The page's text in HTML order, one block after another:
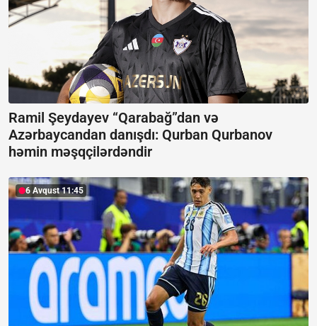
Ramil Şeydayev “Qarabağ”dan və
Azərbaycandan danışdı: Qurban Qurbanov
həmin məşqçilərdəndir
6 Avqust 11:45